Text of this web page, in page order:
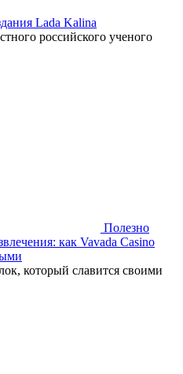
Lada Kalina
российского ученого
Полезно
как Vavada Casino
который славится своими